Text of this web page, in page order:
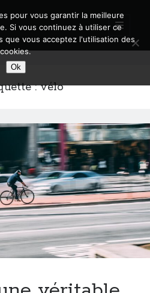
open
primary
menu
et Caluire, mon choix pour l’avenir
à Vélo : Aventures Familiales près de
?
le vélo à Caluire dans la Métropole de
:vélo
pour vous garantir la meilleure
Si vous continuez à utiliser ce
que vous acceptez l'utilisation des
cookies.
Ok